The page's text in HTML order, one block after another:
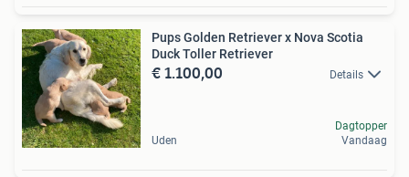
Pups Golden Retriever x Nova Scotia
Duck Toller Retriever
€ 1.100,00 Details
Uden
Dagtopper
Vandaag